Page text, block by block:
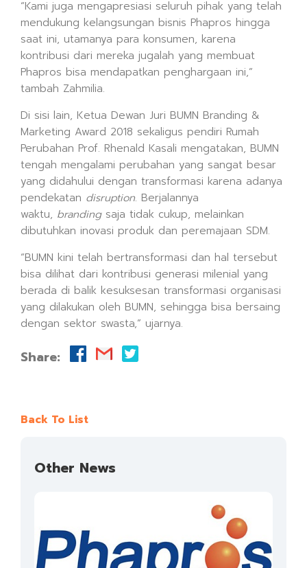
“Kami juga mengapresiasi seluruh pihak yang telah
mendukung kelangsungan bisnis Phapros hingga
saat ini, utamanya para konsumen, karena
kontribusi dari mereka jugalah yang membuat
Phapros bisa mendapatkan penghargaan ini,”
tambah Zahmilia.
Di sisi lain, Ketua Dewan Juri BUMN Branding &
Marketing Award 2018 sekaligus pendiri Rumah
Perubahan Prof. Rhenald Kasali mengatakan, BUMN
tengah mengalami perubahan yang sangat besar
yang didahului dengan transformasi karena adanya
pendekatan disruption. Berjalannya
waktu, brandingsaja tidak cukup, melainkan
dibutuhkan inovasi produk dan peremajaan SDM.
“BUMN kini telah bertransformasi dan hal tersebut
bisa dilihat dari kontribusi generasi milenial yang
berada di balik kesuksesan transformasi organisasi
yang dilakukan oleh BUMN, sehingga bisa bersaing
dengan sektor swasta,” ujarnya.
Share:
Back To List
Other News